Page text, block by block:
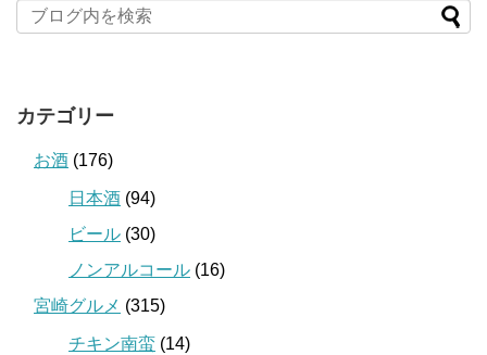
カテゴリー
お酒 (176)
日本酒 (94)
ビール (30)
ノンアルコール (16)
宮崎グルメ (315)
チキン南蛮 (14)